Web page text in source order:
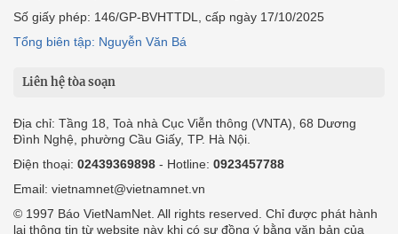
Số giấy phép: 146/GP-BVHTTDL, cấp ngày 17/10/2025
Tổng biên tập: Nguyễn Văn Bá
Liên hệ tòa soạn
Địa chỉ: Tầng 18, Toà nhà Cục Viễn thông (VNTA), 68 Dương
Đình Nghệ, phường Cầu Giấy, TP. Hà Nội.
Điện thoại: 02439369898 - Hotline: 0923457788
Email: vietnamnet@vietnamnet.vn
© 1997 Báo VietNamNet. All rights reserved. Chỉ được phát hành
lại thông tin từ website này khi có sự đồng ý bằng văn bản của